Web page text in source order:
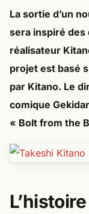
La sortie d’un
sera inspiré des
réalisateur
projet est basé
par Kitano. Le
comique
« Bolt from the